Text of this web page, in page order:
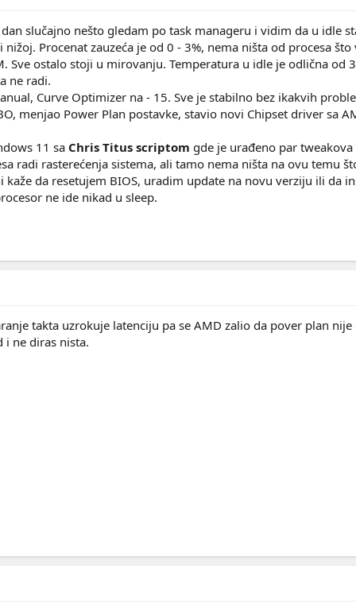
slučajno nešto gledam po task manageru i vidim da u idle
Procenat zauzeća je od 0 - 3%, nema ništa od procesa
Sve ostalo stoji u mirovanju. Temperatura u idle je odlična
ne radi.
Curve Optimizer na - 15. Sve je stabilno bez ikakvih
menjao Power Plan postavke, stavio novi Chipset driver sa
11 sa Chris Titus scriptom gde je urađeno par
radi rasterećenja sistema, ali tamo nema ništa na ovu temu
kaže da resetujem BIOS, uradim update na novu verziju ili
ne ide nikad u sleep.
takta uzrokuje latenciju pa se AMD zalio da pover plan
i ne diras nista.